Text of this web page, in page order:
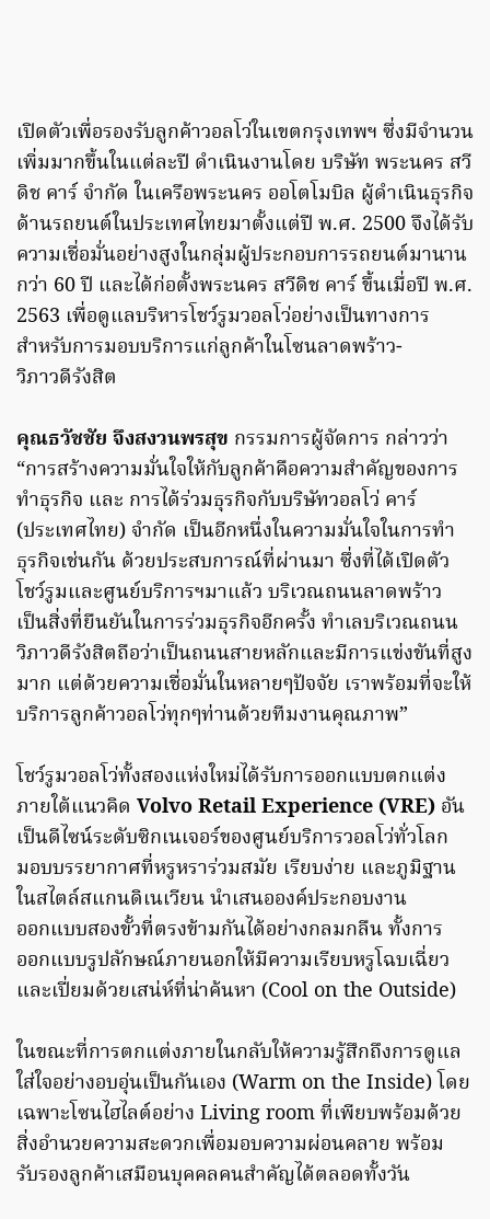
เปิดตัวเพื่อรองรับลูกค้าวอลโว่ในเขตกรุงเทพฯ ซึ่งมีจำนวน
เพิ่มมากขึ้นในแต่ละปี ดำเนินงานโดย บริษัท พระนคร สวี
ดิช คาร์ จำกัด ในเครือพระนคร ออโตโมบิล ผู้ดำเนินธุรกิจ
ด้านรถยนต์ในประเทศไทยมาตั้งแต่ปี พ.ศ. 2500 จึงได้รับ
ความเชื่อมั่นอย่างสูงในกลุ่มผู้ประกอบการรถยนต์มานาน
กว่า 60 ปี และได้ก่อตั้งพระนคร สวีดิช คาร์ ขึ้นเมื่อปี พ.ศ.
2563 เพื่อดูแลบริหารโชว์รูมวอลโว่อย่างเป็นทางการ
สำหรับการมอบบริการแก่ลูกค้าในโซนลาดพร้าว-
วิภาวดีรังสิต
คุณธวัชชัย จึงสงวนพรสุข กรรมการผู้จัดการ กล่าวว่า
“การสร้างความมั่นใจให้กับลูกค้าคือความสำคัญของการ
ทำธุรกิจ และ การได้ร่วมธุรกิจกับบริษัทวอลโว่ คาร์
(ประเทศไทย) จำกัด เป็นอีกหนึ่งในความมั่นใจในการทำ
ธุรกิจเช่นกัน ด้วยประสบการณ์ที่ผ่านมา ซึ่งที่ได้เปิดตัว
โชว์รูมและศูนย์บริการฯมาแล้ว บริเวณถนนลาดพร้าว
เป็นสิ่งที่ยืนยันในการร่วมธุรกิจอีกครั้ง ทำเลบริเวณถนน
วิภาวดีรังสิตถือว่าเป็นถนนสายหลักและมีการแข่งขันที่สูง
มาก แต่ด้วยความเชื่อมั่นในหลายๆปัจจัย เราพร้อมที่จะให้
บริการลูกค้าวอลโว่ทุกๆท่านด้วยทีมงานคุณภาพ”
โชว์รูมวอลโว่ทั้งสองแห่งใหม่ได้รับการออกแบบตกแต่ง
ภายใต้แนวคิด Volvo Retail Experience (VRE) อัน
เป็นดีไซน์ระดับซิกเนเจอร์ของศูนย์บริการวอลโว่ทั่วโลก
มอบบรรยากาศที่หรูหราร่วมสมัย เรียบง่าย และภูมิฐาน
ในสไตล์สแกนดิเนเวียน นำเสนอองค์ประกอบงาน
ออกแบบสองขั้วที่ตรงข้ามกันได้อย่างกลมกลืน ทั้งการ
ออกแบบรูปลักษณ์ภายนอกให้มีความเรียบหรูโฉบเฉี่ยว
และเปี่ยมด้วยเสน่ห์ที่น่าค้นหา (Cool on the Outside)
ในขณะที่การตกแต่งภายในกลับให้ความรู้สึกถึงการดูแล
ใส่ใจอย่างอบอุ่นเป็นกันเอง (Warm on the Inside) โดย
เฉพาะโซนไฮไลต์อย่าง Living room ที่เพียบพร้อมด้วย
สิ่งอำนวยความสะดวกเพื่อมอบความผ่อนคลาย พร้อม
รับรองลูกค้าเสมือนบุคคลคนสำคัญได้ตลอดทั้งวัน